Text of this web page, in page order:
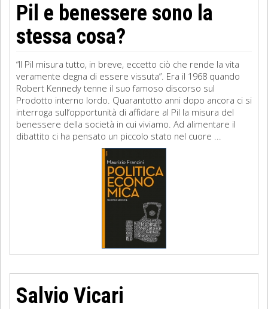
Pil e benessere sono la
stessa cosa?
“Il Pil misura tutto, in breve, eccetto ciò che rende la vita
veramente degna di essere vissuta”. Era il 1968 quando
Robert Kennedy tenne il suo famoso discorso sul
Prodotto interno lordo. Quarantotto anni dopo ancora ci si
interroga sull’opportunità di affidare al Pil la misura del
benessere della società in cui viviamo. Ad alimentare il
dibattito ci ha pensato un piccolo stato nel cuore ...
Salvio Vicari